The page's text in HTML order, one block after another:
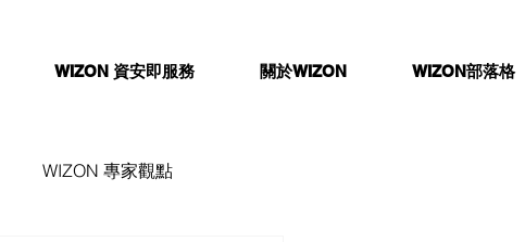
WIZON 資安即服務 關於WIZON WIZON部落格
WIZON 專家觀點